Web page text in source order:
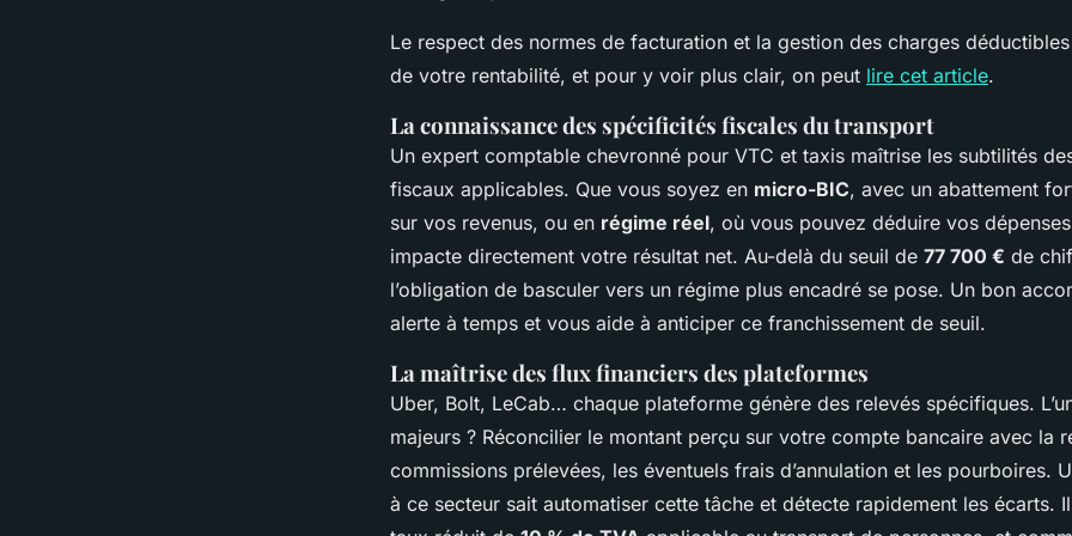
Le respect des normes de facturation et la gestion des charges
de votre rentabilité, et pour y voir plus clair, on peut lire cet article.
La connaissance des spécificités fiscales du transport
Un expert comptable chevronné pour VTC et taxis maîtrise les subtilités
fiscaux applicables. Que vous soyez en micro-BIC, avec un abattement
sur vos revenus, ou en régime réel, où vous pouvez déduire vos
impacte directement votre résultat net. Au-delà du seuil de 77 700 € de
l’obligation de basculer vers un régime plus encadré se pose. Un bon
alerte à temps et vous aide à anticiper ce franchissement de seuil.
La maîtrise des flux financiers des plateformes
Uber, Bolt, LeCab… chaque plateforme génère des relevés spécifiques.
majeurs ? Réconcilier le montant perçu sur votre compte bancaire avec la
commissions prélevées, les éventuels frais d’annulation et les pourboires.
à ce secteur sait automatiser cette tâche et détecte rapidement les écarts.